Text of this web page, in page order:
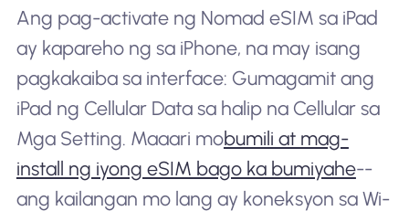
Ang pag-activate ng Nomad eSIM sa iPad
ay kapareho ng sa iPhone, na may isang
pagkakaiba sa interface: Gumagamit ang
iPad ng Cellular Data sa halip na Cellular sa
Mga Setting. Maaari mobumili at mag-
install ng iyong eSIM bago ka bumiyahe--
ang kailangan mo lang ay koneksyon sa Wi-